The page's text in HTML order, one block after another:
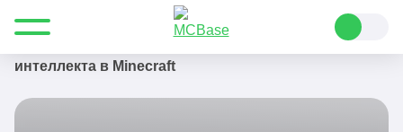
Все для Minecraft Полезные статьи
Руководства
интеллекта в Minecraft